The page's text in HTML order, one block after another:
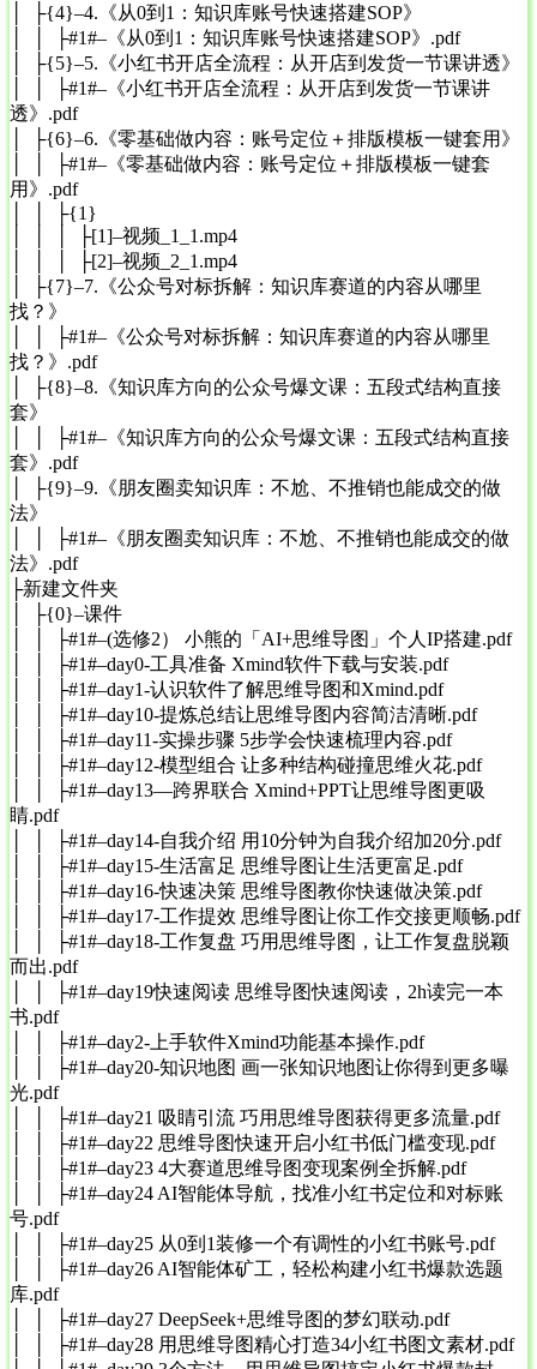
│ ├{4}–4.《从0到1：知识库账号快速搭建SOP》
│ │ ├#1#–《从0到1：知识库账号快速搭建SOP》.pdf
│ ├{5}–5.《小红书开店全流程：从开店到发货一节课讲透》
│ │ ├#1#–《小红书开店全流程：从开店到发货一节课讲
透》.pdf
│ ├{6}–6.《零基础做内容：账号定位＋排版模板一键套用》
│ │ ├#1#–《零基础做内容：账号定位＋排版模板一键套
用》.pdf
│ │ ├{1}
│ │ │ ├[1]–视频_1_1.mp4
│ │ │ ├[2]–视频_2_1.mp4
│ ├{7}–7.《公众号对标拆解：知识库赛道的内容从哪里
找？》
│ │ ├#1#–《公众号对标拆解：知识库赛道的内容从哪里
找？》.pdf
│ ├{8}–8.《知识库方向的公众号爆文课：五段式结构直接
套》
│ │ ├#1#–《知识库方向的公众号爆文课：五段式结构直接
套》.pdf
│ ├{9}–9.《朋友圈卖知识库：不尬、不推销也能成交的做
法》
│ │ ├#1#–《朋友圈卖知识库：不尬、不推销也能成交的做
法》.pdf
├新建文件夹
│ ├{0}–课件
│ │ ├#1#–(选修2） 小熊的「AI+思维导图」个人IP搭建.pdf
│ │ ├#1#–day0-工具准备 Xmind软件下载与安装.pdf
│ │ ├#1#–day1-认识软件了解思维导图和Xmind.pdf
│ │ ├#1#–day10-提炼总结让思维导图内容简洁清晰.pdf
│ │ ├#1#–day11-实操步骤 5步学会快速梳理内容.pdf
│ │ ├#1#–day12-模型组合 让多种结构碰撞思维火花.pdf
│ │ ├#1#–day13—跨界联合 Xmind+PPT让思维导图更吸
睛.pdf
│ │ ├#1#–day14-自我介绍 用10分钟为自我介绍加20分.pdf
│ │ ├#1#–day15-生活富足 思维导图让生活更富足.pdf
│ │ ├#1#–day16-快速决策 思维导图教你快速做决策.pdf
│ │ ├#1#–day17-工作提效 思维导图让你工作交接更顺畅.pdf
│ │ ├#1#–day18-工作复盘 巧用思维导图，让工作复盘脱颖
而出.pdf
│ │ ├#1#–day19快速阅读 思维导图快速阅读，2h读完一本
书.pdf
│ │ ├#1#–day2-上手软件Xmind功能基本操作.pdf
│ │ ├#1#–day20-知识地图 画一张知识地图让你得到更多曝
光.pdf
│ │ ├#1#–day21 吸睛引流 巧用思维导图获得更多流量.pdf
│ │ ├#1#–day22 思维导图快速开启小红书低门槛变现.pdf
│ │ ├#1#–day23 4大赛道思维导图变现案例全拆解.pdf
│ │ ├#1#–day24 AI智能体导航，找准小红书定位和对标账
号.pdf
│ │ ├#1#–day25 从0到1装修一个有调性的小红书账号.pdf
│ │ ├#1#–day26 AI智能体矿工，轻松构建小红书爆款选题
库.pdf
│ │ ├#1#–day27 DeepSeek+思维导图的梦幻联动.pdf
│ │ ├#1#–day28 用思维导图精心打造34小红书图文素材.pdf